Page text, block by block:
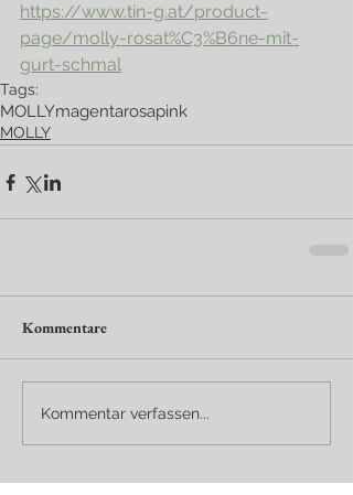
https://www.tin-g.at/product-
page/molly-rosat%C3%B6ne-mit-
gurt-schmal
Tags:
MOLLYmagentarosapink
MOLLY
Kommentare
Kommentar verfassen...